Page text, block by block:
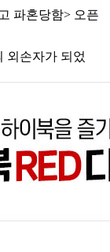
파혼당함> 오픈
외손자가 되었